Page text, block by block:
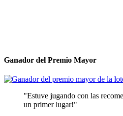
Ganador del Premio Mayor
"Estuve jugando con las
un primer lugar!"